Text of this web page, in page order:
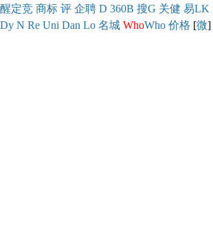
醒定竞 商标 评 企聘 D 360B 搜G 关健 易LK
Dy N Re Uni Dan Lo 名城 WhoWho 价格 [微]